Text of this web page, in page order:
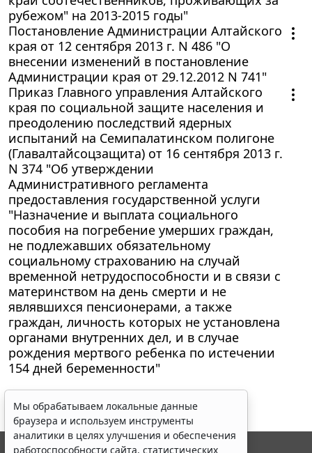
рубежом" на 2013-2015 годы"
Постановление Администрации Алтайского
края от 12 сентября 2013 г. N 486 "О
внесении изменений в постановление
Администрации края от 29.12.2012 N 741"
Приказ Главного управления Алтайского
края по социальной защите населения и
преодолению последствий ядерных
испытаний на Семипалатинском полигоне
(Главалтайсоцзащита) от 16 сентября 2013 г.
N 374 "Об утверждении
Административного регламента
предоставления государственной услуги
"Назначение и выплата социального
пособия на погребение умерших граждан,
не подлежавших обязательному
социальному страхованию на случай
временной нетрудоспособности и в связи с
материнством на день смерти и не
являвшихся пенсионерами, а также
граждан, личность которых не установлена
органами внутренних дел, и в случае
рождения мертвого ребенка по истечении
154 дней беременности"
Мы обрабатываем локальные данные
браузера и используем инструменты
аналитики в целях улучшения и обеспечения
работоспособности сайта, статистических